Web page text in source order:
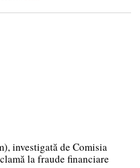
investigată de Comisia
la fraude financiare